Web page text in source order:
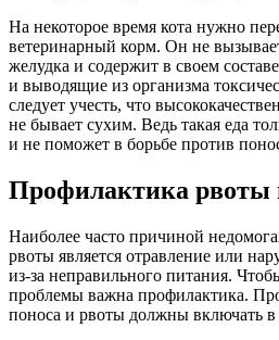
На некоторое время кота нужно
ветеринарный корм. Он не
желудка и содержит в своем
и выводящие из организма
следует учесть, что
не бывает сухим. Ведь такая еда
и не поможет в борьбе против
Профилактика рвоты
Наиболее часто причиной
рвоты является отравление или
из-за неправильного питания.
проблемы важна профилактика.
поноса и рвоты должны включать в